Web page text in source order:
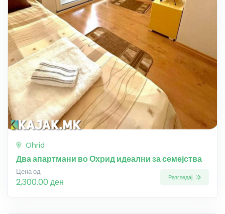
Ohrid
Два апартмани во Охрид идеални за семејства
Цена од
2,300.00 ден Разгледај